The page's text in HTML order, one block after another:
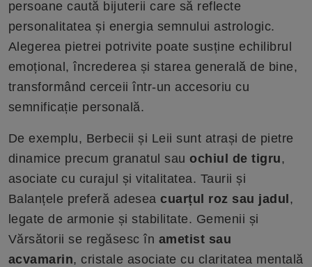
persoane caută bijuterii care să reflecte
personalitatea și energia semnului astrologic.
Alegerea pietrei potrivite poate susține echilibrul
emoțional, încrederea și starea generală de bine,
transformând cerceii într-un accesoriu cu
semnificație personală.
De exemplu, Berbecii și Leii sunt atrași de pietre
dinamice precum granatul sauochiul de tigru,
asociate cu curajul și vitalitatea. Taurii și
Balanțele preferă adeseacuarțul roz sau jadul ,
legate de armonie și stabilitate. Gemenii și
Vărsătorii se regăsesc în ametist sau
acvamarin, cristale asociate cu claritatea mentală